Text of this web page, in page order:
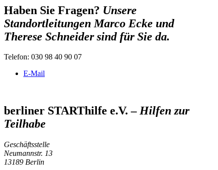
Haben Sie Fragen? Unsere
Standortleitungen Marco Ecke und
Therese Schneider sind für Sie da.
Telefon: 030 98 40 90 07
E-Mail
berliner STARThilfe e.V. –Hilfen zur
Teilhabe
Geschäftsstelle
Neumannstr. 13
13189 Berlin